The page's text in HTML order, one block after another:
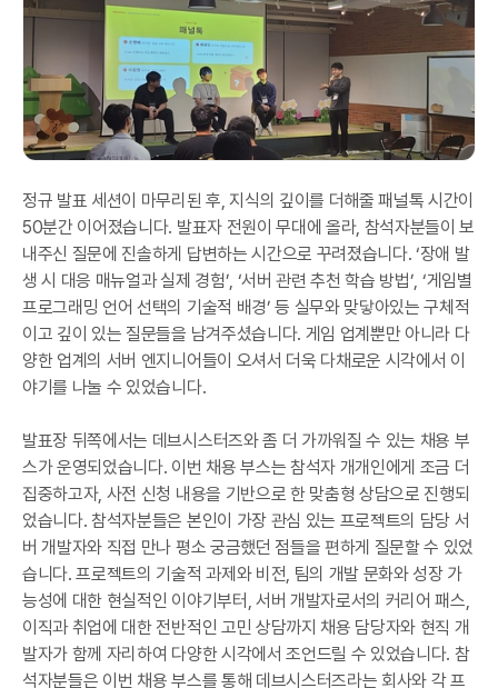
정규 발표 세션이 마무리된 후, 지식의 깊이를 더해줄 패널톡 시간이
50분간 이어졌습니다. 발표자 전원이 무대에 올라, 참석자분들이 보
내주신 질문에 진솔하게 답변하는 시간으로 꾸려졌습니다. ‘장애 발
생 시 대응 매뉴얼과 실제 경험’, ‘서버 관련 추천 학습 방법’, ‘게임별
프로그래밍 언어 선택의 기술적 배경’ 등 실무와 맞닿아있는 구체적
이고 깊이 있는 질문들을 남겨주셨습니다. 게임 업계뿐만 아니라 다
양한 업계의 서버 엔지니어들이 오셔서 더욱 다채로운 시각에서 이
야기를 나눌 수 있었습니다.
발표장 뒤쪽에서는 데브시스터즈와 좀 더 가까워질 수 있는 채용 부
스가 운영되었습니다. 이번 채용 부스는 참석자 개개인에게 조금 더
집중하고자, 사전 신청 내용을 기반으로 한 맞춤형 상담으로 진행되
었습니다. 참석자분들은 본인이 가장 관심 있는 프로젝트의 담당 서
버 개발자와 직접 만나 평소 궁금했던 점들을 편하게 질문할 수 있었
습니다. 프로젝트의 기술적 과제와 비전, 팀의 개발 문화와 성장 가
능성에 대한 현실적인 이야기부터, 서버 개발자로서의 커리어 패스,
이직과 취업에 대한 전반적인 고민 상담까지 채용 담당자와 현직 개
발자가 함께 자리하여 다양한 시각에서 조언드릴 수 있었습니다. 참
석자분들은 이번 채용 부스를 통해 데브시스터즈라는 회사와 각 프